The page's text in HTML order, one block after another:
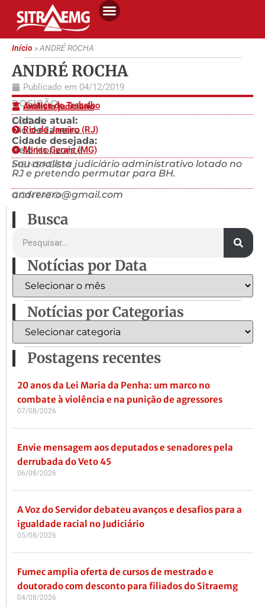
Início»ANDRÉ ROCHA
ANDRÉ ROCHA
Publicado em 04/12/2019
POSIÇÃO
Justiça do Trabalho
Analista judiciário
LOCAL
Cidade atual:
Rio de Janeiro
Rio de Janeiro (RJ)
Cidade desejada:
Belo Horizonte
Minas Gerais (MG)
MENSAGEM
Sou analista judiciário administrativo lotado no
RJ e pretendo permutar para BH.
CONTATO
andrerero@gmail.com
Busca
Notícias por Data
Notícias por Categorias
Postagens recentes
20 anos da Lei Maria da Penha: um marco no
combate à violência e na punição de agressores
07/08/2026
Envie mensagem aos deputados e senadores pela
derrubada do Veto 45
06/08/2026
A Voz do Servidor debateu avanços e desafios para a
igualdade racial no Judiciário
05/08/2026
Fumec amplia oferta de cursos de mestrado e
doutorado com desconto para filiados do Sitraemg
04/08/2026